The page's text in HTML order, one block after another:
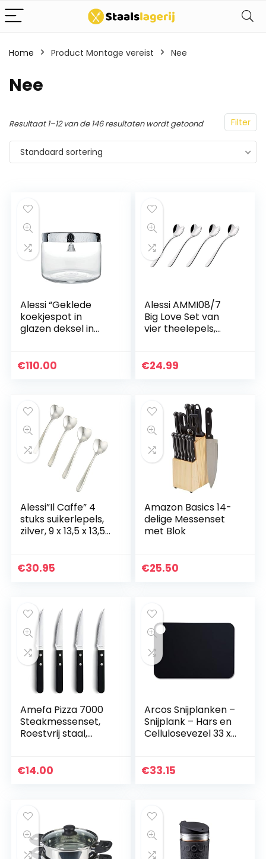
Home Product Montage vereist Nee
Nee
Filter
Resultaat 1–12 van de 146 resultaten wordt getoond
Standaard sortering
Alessi “Geklede
koekjespot in
glazen deksel in
met bel en
€110.00
Alessi AMMI08/7
Big Love Set van
vier theelepels,
€24.99
Alessi”Il Caffe” 4
stuks suikerlepels,
zilver, 9 x 13,5 x 13,5
€30.95
Amazon Basics 14-
delige Messenset
met Blok
€25.50
Amefa Pizza 7000
Steakmessenset,
Roestvrij staal,
€14.00
Arcos Snijplanken –
Snijplank – Hars en
Cellulosevezel 33 x
– Zwarte kleur
€33.15